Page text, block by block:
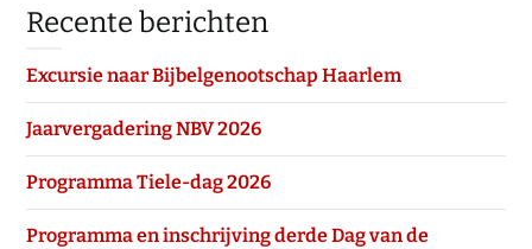
Recente berichten
Excursie naar Bijbelgenootschap Haarlem
Jaarvergadering NBV 2026
Programma Tiele-dag 2026
Programma en inschrijving derde Dag van de